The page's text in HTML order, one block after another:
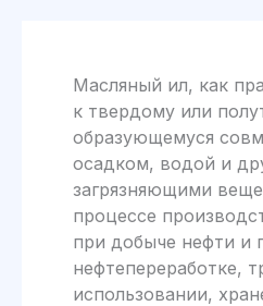
Масляный ил, как
к твердому или
образующемуся
осадком, водой и
загрязняющими
процессе
при добыче нефти и
нефтепереработке,
использовании,